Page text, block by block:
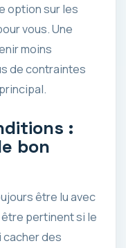
option sur les
vous. Une
moins
de contraintes
:
bon
être lu avec
pertinent si le
cacher des